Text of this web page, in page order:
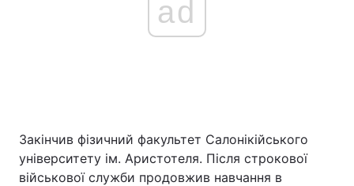
ad
Закінчив фізичний факультет Салонікійського
університету ім. Аристотеля. Після строкової
військової служби продовжив навчання в